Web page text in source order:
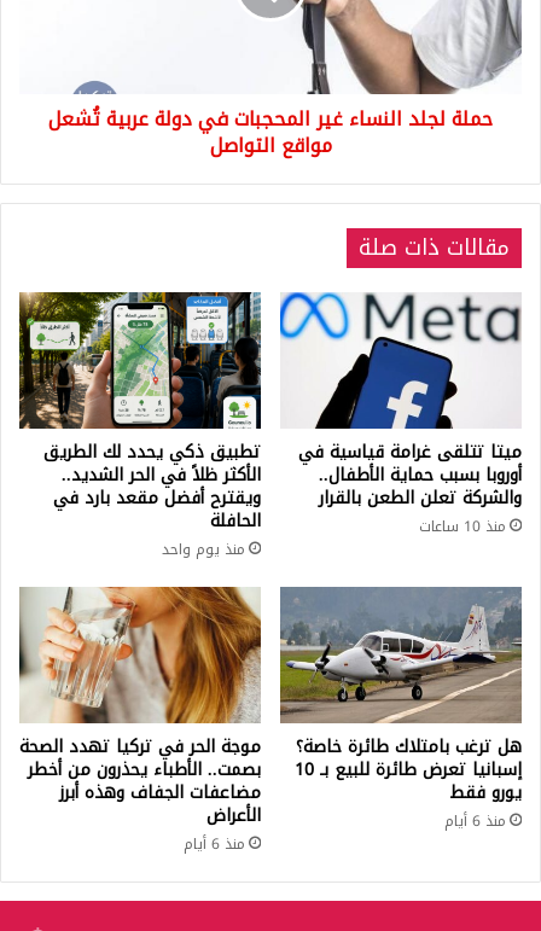
في
دولة
عربية
تُشعل
مواقعحملة لجلد النساء غير المحجبات في دولة عربية تُشعل
مواقع التواصل
مقالات ذات صلة
ميتا تتلقى غرامة قياسية في
أوروبا بسبب حماية الأطفال..
والشركة تعلن الطعن بالقرار
منذ 10 ساعات
تطبيق ذكي يحدد لك الطريق
الأكثر ظلاً في الحر الشديد..
ويقترح أفضل مقعد بارد في
الحافلة
منذ يوم واحد
هل ترغب بامتلاك طائرة خاصة؟
إسبانيا تعرض طائرة للبيع بـ 10
يورو فقط
منذ 6 أيام
موجة الحر في تركيا تهدد الصحة
بصمت.. الأطباء يحذرون من أخطر
مضاعفات الجفاف وهذه أبرز
الأعراض
منذ 6 أيام